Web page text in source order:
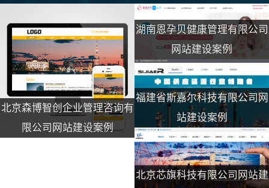
北京森博智创企业管理咨询有
限公司网站建设案例
湖南恩孕贝健康管理有限公司
网站建设案例
福建省斯嘉尔科技有限公司网
站建设案例
北京芯旗科技有限公司网站建